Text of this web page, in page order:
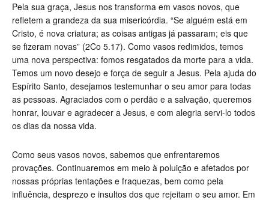
Pela sua graça, Jesus nos transforma em vasos novos, que
refletem a grandeza da sua misericórdia. “Se alguém está em
Cristo, é nova criatura; as coisas antigas já passaram; eis que
se fizeram novas” (2Co 5.17). Como vasos redimidos, temos
uma nova perspectiva: fomos resgatados da morte para a vida.
Temos um novo desejo e força de seguir a Jesus. Pela ajuda do
Espírito Santo, desejamos testemunhar o seu amor para todas
as pessoas. Agraciados com o perdão e a salvação, queremos
honrar, louvar e agradecer a Jesus, e com alegria servi-lo todos
os dias da nossa vida.
Como seus vasos novos, sabemos que enfrentaremos
provações. Continuaremos em meio à poluição e afetados por
nossas próprias tentações e fraquezas, bem como pela
influência, desprezo e insultos dos que rejeitam o seu amor. Em